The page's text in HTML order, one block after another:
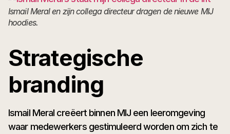
Ismail Meral en zijn collega directeur dragen de nieuwe MIJ
hoodies.
Strategische
branding
Ismail Meral creëert binnen MIJ een leeromgeving
waar medewerkers gestimuleerd worden om zich te